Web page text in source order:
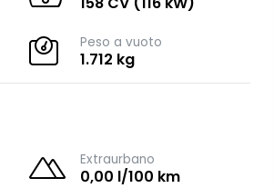
Peso a vuoto
1.712 kg
Extraurbano
0,00 l/100 km